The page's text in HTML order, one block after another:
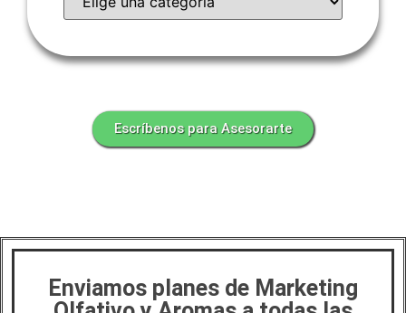
Escríbenos para Asesorarte
Enviamos planes de Marketing